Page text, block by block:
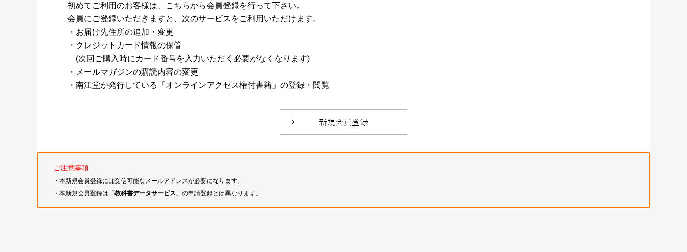
初めてご利用のお客様は、こちらから会員登録を行って下さい。
会員にご登録いただきますと、次のサービスをご利用いただけます。
・お届け先住所の追加・変更
・クレジットカード情報の保管
(次回ご購入時にカード番号を入力いただく必要がなくなります)
・メールマガジンの購読内容の変更
・南江堂が発行している「オンラインアクセス権付書籍」の登録・閲覧
ご注意事項
・本新規会員登録には受信可能なメールアドレスが必要になります。
・本新規会員登録は「教科書データサービス 」の申請登録とは異なります。